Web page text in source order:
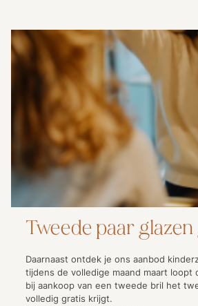
Tweede paar
Daarnaast ontdek je ons aanbod
tijdens de volledige maand maart loopt
bij aankoop van een tweede bril het
volledig gratis krijgt.